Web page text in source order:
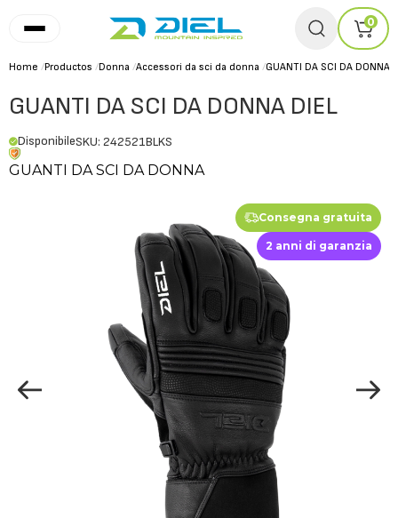
0
Home /Productos /Donna /Accessori da sci da donna /GUANTI DA SCI DA DONNA
GUANTI DA SCI DA DONNA DIEL
DisponibileSKU: 242521BLKS
GUANTI DA SCI DA DONNA
Consegna gratuita
2 anni di garanzia